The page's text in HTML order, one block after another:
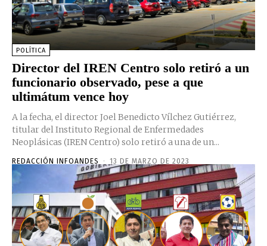
POLÍTICA
Director del IREN Centro solo retiró a un
funcionario observado, pese a que
ultimátum vence hoy
A la fecha, el director Joel Benedicto Vílchez Gutiérrez,
titular del Instituto Regional de Enfermedades
Neoplásicas (IREN Centro) solo retiró a una de un...
REDACCIÓN INFOANDES - 13 DE MARZO DE 2023